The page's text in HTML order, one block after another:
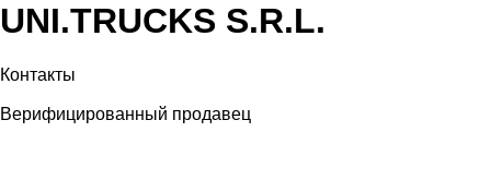
UNI.TRUCKS S.R.L.
Контакты
Верифицированный продавец